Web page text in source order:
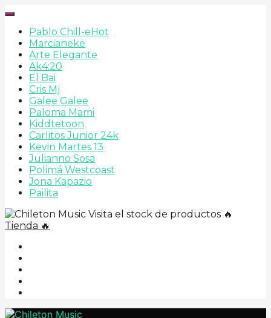
Pablo Chill-eHot
Marcianeke
Arte Elegante
Ak4:20
El Bai
Cris Mj
Galee Galee
Paloma Mami
Kiddtetoon
Carlitos Junior 24k
Kevin Martes 13
Julianno Sosa
Polimá Westcoast
Jona Kapazio
Pailita
Visita el stock de productos 🔥
Tienda 🔥